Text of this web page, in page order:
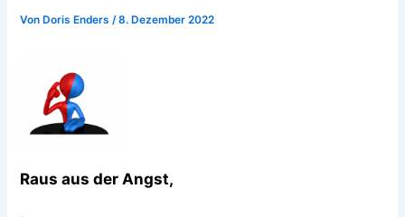
VonDoris Enders /8. Dezember 2022
Raus aus der Angst,